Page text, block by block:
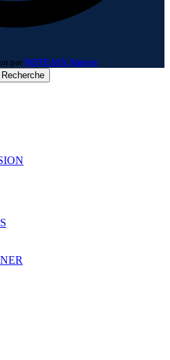
par NOTEASY Algérie
Recherche